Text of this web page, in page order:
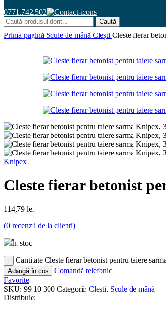
0771.742.502
Caută
Prima pagină Scule de mână Clești Cleste fierar
Knipex
Cleste fierar betonist
114,79 lei
(0 recenzii de la clienți)
În stoc
Cantitate Cleste fierar betonist pentru taiere
Adaugă în coș
Comandă telefonic
Favorite
SKU: 99 10 300 Categorii: Clești, Scule de mână
Distribuie: